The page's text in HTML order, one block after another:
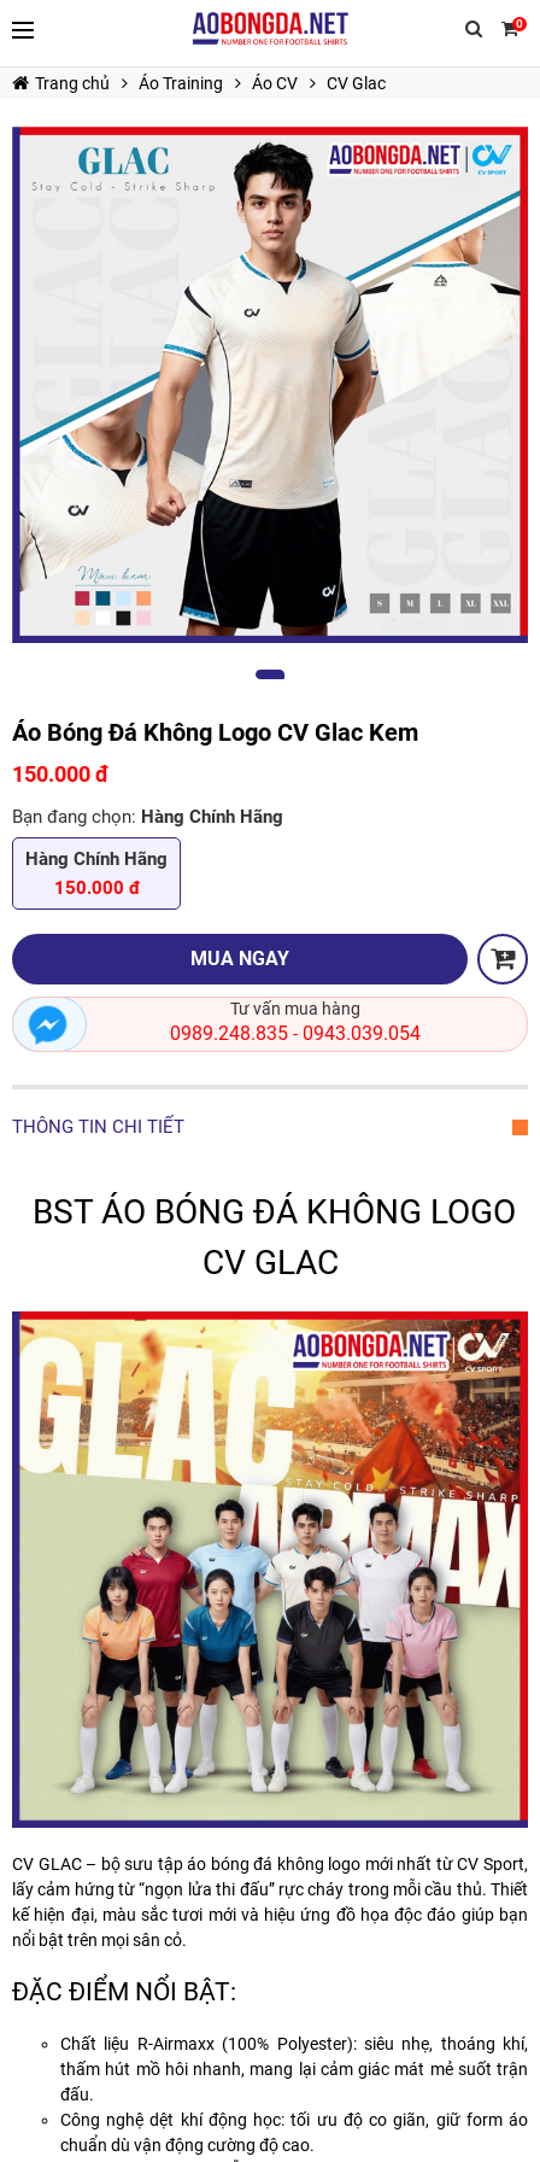
0
TIẾP TỤC MUA HÀNG
Trang chủ Áo Training Áo CV CV Glac
Áo Bóng Đá Không Logo CV Glac Kem
150.000 đ
Bạn đang chọn: Hàng Chính Hãng
Hàng Chính Hãng
150.000 đ
MUA NGAY
Tư vấn mua hàng
0989.248.835- 0943.039.054
THÔNG TIN CHI TIẾT
BST ÁO BÓNG ĐÁ KHÔNG LOGO
CV GLAC
CV GLAC– bộ sưu tập áo bóng đá không logo mới nhất từCV Sport,
lấy cảm hứng từ “ngọn lửa thi đấu” rực cháy trong mỗi cầu thủ. Thiết
kế hiện đại, màu sắc tươi mới và hiệu ứng đồ họa độc đáo giúp bạn
nổi bật trên mọi sân cỏ.
ĐẶC ĐIỂM NỔI BẬT:
Chất liệu R-Airmaxx (100% Polyester):siêu nhẹ, thoáng khí,
thấm hút mồ hôi nhanh, mang lại cảm giác mát mẻ suốt trận
đấu.
Công nghệ dệt khí động học: tối ưu độ co giãn, giữ form áo
chuẩn dù vận động cường độ cao.